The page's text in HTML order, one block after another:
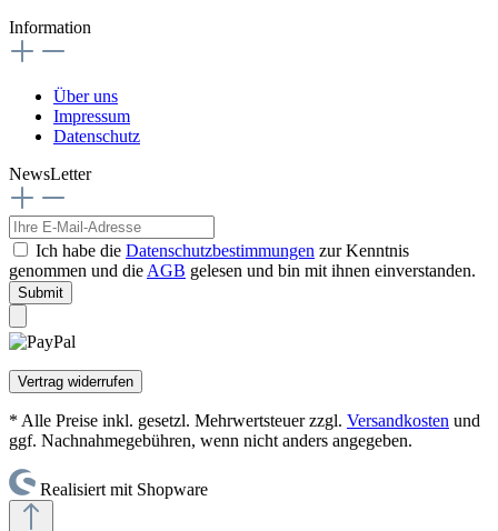
Information
Über uns
Impressum
Datenschutz
NewsLetter
Ich habe die Datenschutzbestimmungen zur Kenntnis
genommen und die AGB gelesen und bin mit ihnen einverstanden.
Submit
Vertrag widerrufen
* Alle Preise inkl. gesetzl. Mehrwertsteuer zzgl. Versandkosten und
ggf. Nachnahmegebühren, wenn nicht anders angegeben.
Realisiert mit Shopware